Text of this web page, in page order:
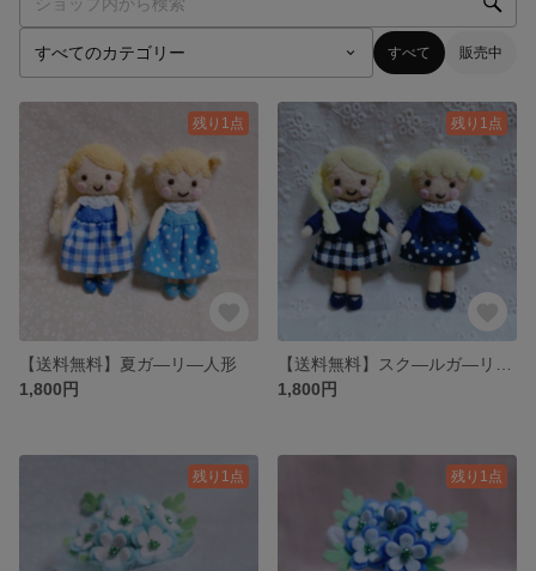
すべて 販売中
残り1点
【送料無料】夏ガ―リ―人形
1,800円
残り1点
1,800円
残り1点 残り1点